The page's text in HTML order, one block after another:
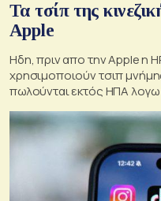
Τα τσίπ της
Apple
Ηδη, πριν απο την Apple η
χρησιμοποιούν τσιπ
πωλούνται εκτός ΗΠΑ